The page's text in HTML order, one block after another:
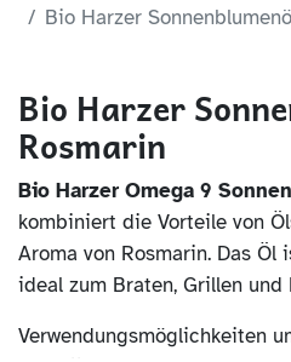
Bio Harzer
Bio Harzer
Rosmarin
Bio Harzer Omega 9
kombiniert die Vorteile von
Aroma von Rosmarin. Das
ideal zum Braten, Grillen und
Verwendungsmöglichkeiten